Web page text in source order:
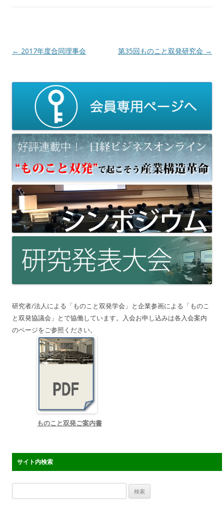
Post navigation
← 2017年度合同理事会 第35回ものこと双発研究会 →
研究者/法人による「ものこと双発学会」と企業参画による「ものこ
と双発協議会」とで協働しています。入会お申し込みは各入会案内
のページをご参照ください。
ものこと双発ご案内書
サイト内検索
索: